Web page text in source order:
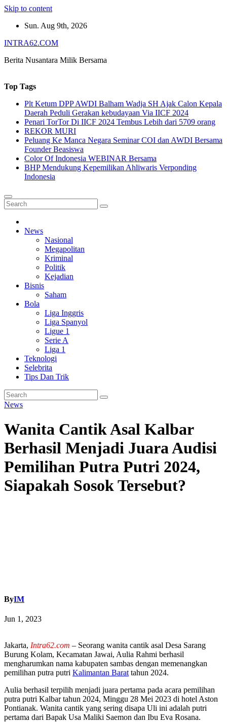
Skip to content
Sun. Aug 9th, 2026
INTRA62.COM
Berita Nusantara Milik Bersama
Top Tags
Plt Ketum DPP AWDI Balham Wadja SH Ajak Calon Kepala
Daerah Peduli Gerakan kebudayaan Via IICF 2024
Penari TorTor Di IICF 2024 Tembus Lebih dari 5709 orang
REKOR MURI
Peluang Ke Manca Negara Seminar COI dan AWDI Bersama
Founder Beasiswa
Color Of Indonesia WEBINAR Bersama
BHP Mendukung Kepemilikan Ahliwaris Verponding
Indonesia
News
Nasional
Megapolitan
Kriminal
Politik
Kejadian
Bisnis
Saham
Bola
Liga Inggris
Liga Spanyol
Ligue 1
Serie A
Liga 1
Teknologi
Selebrita
Tips Dan Trik
News
Wanita Cantik Asal Kalbar
Berhasil Menjadi Juara Audisi
Pemilihan Putra Putri 2024,
Siapakah Sosok Tersebut?
ByIM
Jun 1, 2023
Jakarta, Intra62.com – Seorang wanita cantik asal Desa Sarang
Burung Kolam, Kecamatan Jawai, Aulia Rahmi berhasil
mengharumkan nama kabupaten sambas dengan memenangkan
pemilihan putra putri Kalimantan Barattahun 2024.
Aulia berhasil terpilih menjadi juara pertama pada acara pemilihan
putra putri Kalbar tahun 2024, Minggu 28 Mei 2023 di hotel Aston
Pontianak. Wanita cantik yang sering disapa Uli ini adalah putri
pertama dari Bapak Usa Maliki Saemon dan Ibu Eva Rosana.